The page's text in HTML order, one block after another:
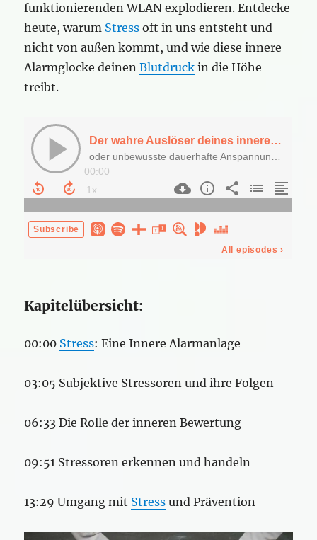
funktionierenden WLAN explodieren. Entdecke
heute, warum Stress oft in uns entsteht und
nicht von außen kommt, und wie diese innere
Alarmglocke deinenBlutdruck in die Höhe
treibt.
Kapitelübersicht:
00:00 Stress: Eine Innere Alarmanlage
03:05 Subjektive Stressoren und ihre Folgen
06:33 Die Rolle der inneren Bewertung
09:51 Stressoren erkennen und handeln
13:29 Umgang mit Stress und Prävention